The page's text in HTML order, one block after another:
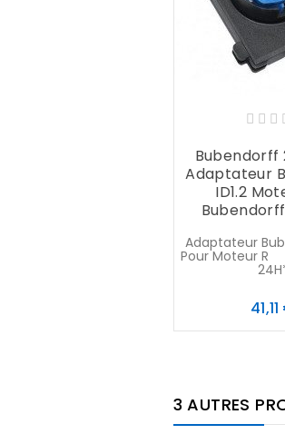
Bubendorff
Adaptateur
ID1.2
Adaptateur
Pour Moteur R
3 AUTRES